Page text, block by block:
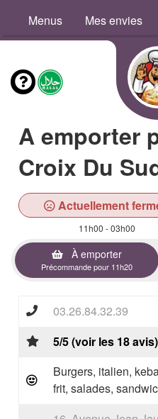
Menus Mes envies
A emporter
Croix Du
Actuellement
11h00 - 03h00
À emporter
Précommande pour 11h20
03.26.84.32.39
5/5 (voir les 18 avis)
Burgers, italien,
frit, salades,